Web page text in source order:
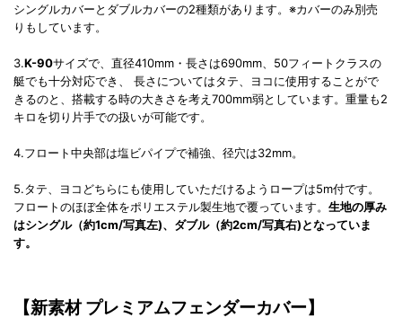
シングルカバーとダブルカバーの2種類があります。※カバーのみ別売
りもしています。
3.K-90サイズで、直径410mm・長さは690mm、50フィートクラスの
艇でも十分対応でき、 長さについてはタテ、ヨコに使用することがで
きるのと、搭載する時の大きさを考え700mm弱としています。重量も2
キロを切り片手での扱いが可能です。
4.フロート中央部は塩ビパイプで補強、径穴は32mm。
5.タテ、ヨコどちらにも使用していただけるようロープは5m付です。
フロートのほぼ全体をポリエステル製生地で覆っています。 生地の厚み
はシングル（約1cm/写真左)、ダブル（約2cm/写真右)となっていま
す。
【新素材 プレミアムフェンダーカバー】